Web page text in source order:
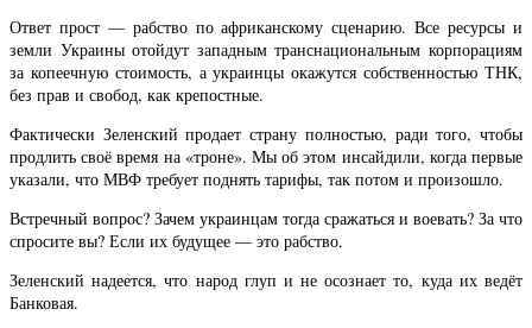
Ответ прост — рабство по африканскому сценарию. Все ресурсы и
земли Украины отойдут западным транснациональным корпорациям
за копеечную стоимость, а украинцы окажутся собственностью ТНК,
без прав и свобод, как крепостные.
Фактически Зеленский продает страну полностью, ради того, чтобы
продлить своё время на «троне». Мы об этом инсайдили, когда первые
указали, что МВФ требует поднять тарифы, так потом и произошло.
Встречный вопрос? Зачем украинцам тогда сражаться и воевать? За что
спросите вы? Если их будущее — это рабство.
Зеленский надеется, что народ глуп и не осознает то, куда их ведёт
Банковая.